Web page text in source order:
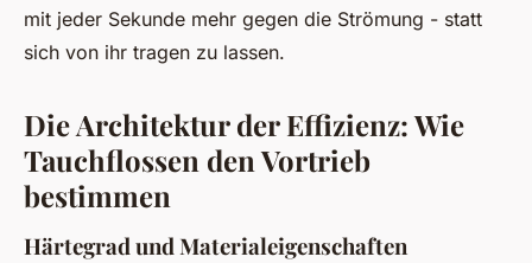
mit jeder Sekunde mehr gegen die Strömung - statt
sich von ihr tragen zu lassen.
Die Architektur der Effizienz: Wie
Tauchflossen den Vortrieb
bestimmen
Härtegrad und Materialeigenschaften